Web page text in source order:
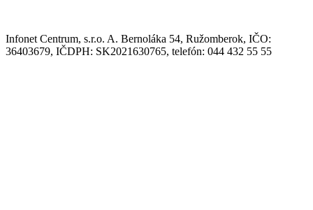
Infonet Centrum, s.r.o. A. Bernoláka 54, Ružomberok, IČO:
36403679, IČDPH: SK2021630765, telefón: 044 432 55 55